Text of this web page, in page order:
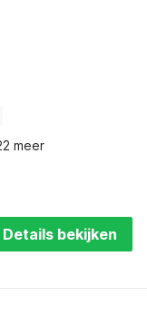
meer
Details bekijken